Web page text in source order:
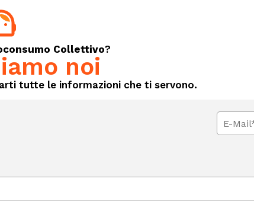
Collettivo?
noi
tutte le informazioni che ti servono.